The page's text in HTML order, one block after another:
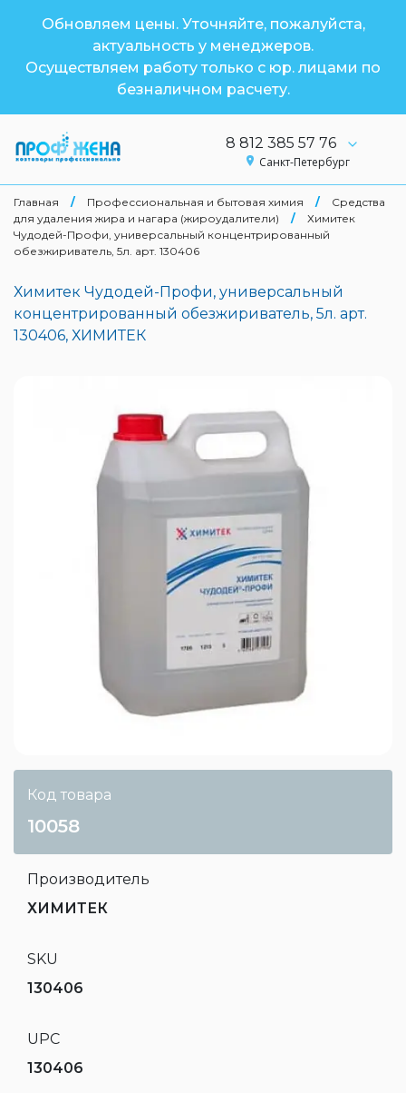
Обновляем цены. Уточняйте, пожалуйста,
актуальность у менеджеров.
Осуществляем работу только с юр. лицами по
безналичном расчету.
8 812 385 57 76
Санкт-Петербург
Главная / Профессиональная и бытовая химия /
Средства
для удаления жира и нагара (жироудалители)
/
Химитек
Чудодей-Профи, универсальный концентрированный
обезжириватель, 5л. арт. 130406
Химитек Чудодей-Профи, универсальный
концентрированный обезжириватель, 5л. арт.
130406, ХИМИТЕК
Код товара
10058
Производитель
ХИМИТЕК
SKU
130406
UPC
130406